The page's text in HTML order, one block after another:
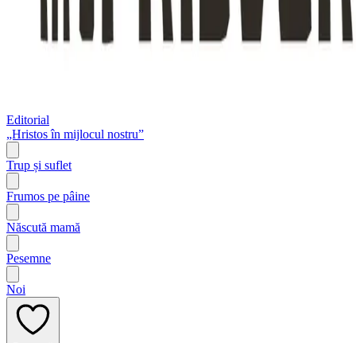
Editorial
„Hristos în mijlocul nostru”
Trup și suflet
Frumos pe pâine
Născută mamă
Pesemne
Noi